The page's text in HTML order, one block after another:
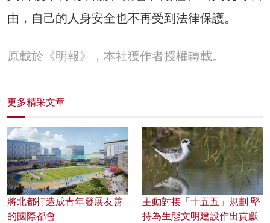
由，自己的人身安全也不再受到法律保護。
原載於《明報》，本社獲作者授權轉載。
更多精采文章
將北都打造成青年發展友善
的國際都會
主動對接「十五五」規劃 堅
持為生態文明建設作出貢獻